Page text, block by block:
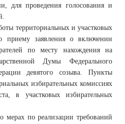
для проведения голосования и
территориальных и участковых
приему заявления о включении
по месту нахождения на
Думы Федерального
девятого созыва. Пункты
избирательных комиссиях
в участковых избирательных
мерах по реализации требований